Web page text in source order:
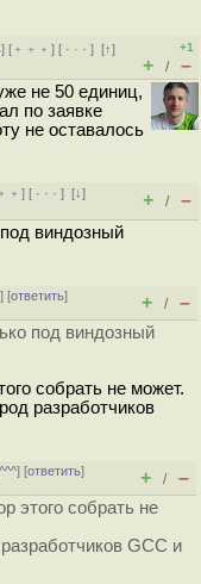
] [ ﹢﹢﹢] [ · · ·][↑]
+1
+ / –
не 50 единиц,
по заявке
не оставалось
] [ · · ·][↓]
+ / –
виндозный
] [ответить]
+ / –
под виндозный
собрать не может.
разработчиков
^^^] [ответить]
+ / –
этого собрать не
GCC и